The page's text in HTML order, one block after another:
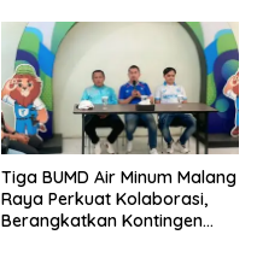
Tiga BUMD Air Minum Malang
Raya Perkuat Kolaborasi,
Berangkatkan Kontingen